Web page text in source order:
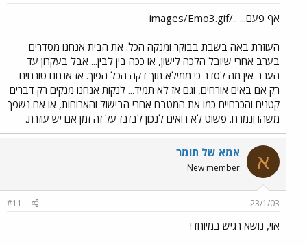
אף פעם... ../images/Emo3.gif
העוזרת באה בשבת בבוקר ומנקה הכל. את הבית אנחנו מסדרים
בערב אחרי שיובל הלכה לישון, או ככה בין לבין... אבל בעקרון עד
הערב אין מה לסדר כי ממילא תוך דקה הכל הפוך. אז אנחנו טורחים
רק אם באים אורחים, וגם אז לא תמיד... לנקות אנחנו מנקים רק דברים
קטנים והכרחיים כמו את המטבח אחרי הבישול והארוחות, או אם נשפך
משהו ונמרח. פשוט לא רואים לנכון לבזבז על זה זמן אם יש עוזרת.
א אמא של תומר
New member
23/1/03
#11
אוי, נושא רגיש במיוחד!